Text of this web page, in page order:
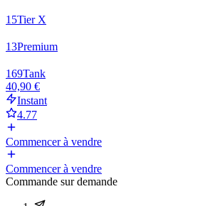
15Tier X
13Premium
169Tank
40,90 €
Instant
4.77
Commencer à vendre
Commencer à vendre
Commande sur demande